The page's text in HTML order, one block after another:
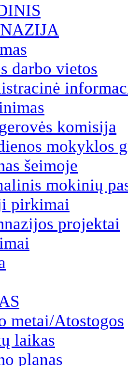
darbo vietos
komisija
mokyklos
šeimoje
mokinių
pirkimai
projektai
metai/Atostogos
laikas
planas